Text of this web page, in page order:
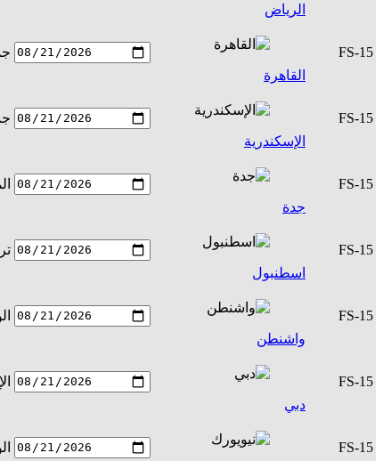
الرياض
FS-15
القاهرة
FS-15
الإسكندرية
FS-15
جدة
FS-15
اسطنبول
FS-15
واشنطن
FS-15
دبي
FS-15